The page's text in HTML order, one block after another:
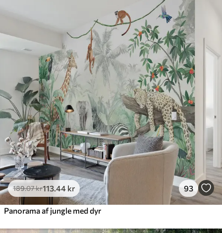
Premium
.33269.00kr/m²
Premium vinyl
516.67310.00 kr/m²
Peel and Stick
666.67400.00kr/m²
189.07kr113 .44 kr 93
Panorama af jungle med dyr